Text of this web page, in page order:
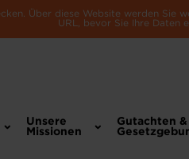
Über diese Website werden
URL, bevor Sie Ihre Daten
Unsere
Missionen
Gutachten &